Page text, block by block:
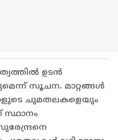
ഉടൻ
സൂചന. മാറ്റങ്ങൾ
ചുമതലകളെയും
സ്ഥാനം